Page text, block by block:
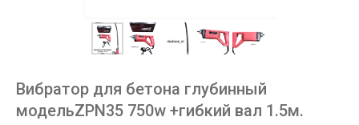
Вибратор для бетона глубинный
модельZPN35 750w +гибкий вал 1.5м.